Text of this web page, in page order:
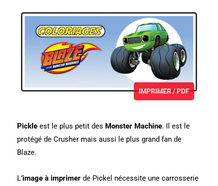
IMPRIMER / PDF
Pickle est le plus petit des Monster Machine. Il est le
protégé de Crusher mais aussi le plus grand fan de
Blaze.
L’image à imprimer de Pickel nécessite une carrosserie